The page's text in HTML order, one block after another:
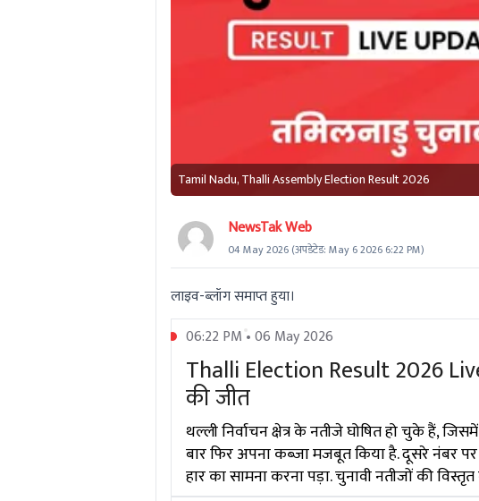
Tamil Nadu, Thalli Assembly Election Result 2026
NewsTak Web
04 May 2026(अपडेटेड: May 6 2026 6:22 PM)
लाइव-ब्लॉग समाप्त हुया।
06:22 PM • 06 May 2026
Thalli Election Result 2026
की जीत
थल्ली निर्वाचन क्षेत्र के नतीजे घोषित हो चुके हैं,
बार फिर अपना कब्जा मजबूत किया है. दूसरे नंबर
हार का सामना करना पड़ा. चुनावी नतीजों की